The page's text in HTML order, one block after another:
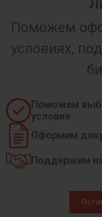
Поможем
условиях,
Поможем
условия
Оформим
Поддержим на